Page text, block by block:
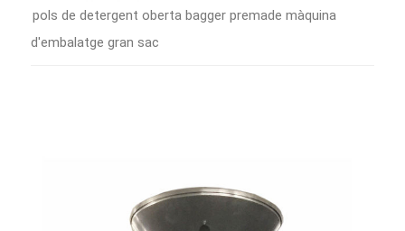
pols de detergent oberta bagger premade màquina
d'embalatge gran sac